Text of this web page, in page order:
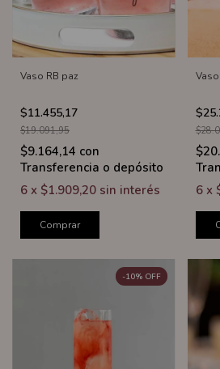
Vaso RB paz
$11.455,17
$19.091,95
$9.164,14 con
Transferencia o depósito
6 x $1.909,20 sin interés
Comprar
6 x
-10% OFF